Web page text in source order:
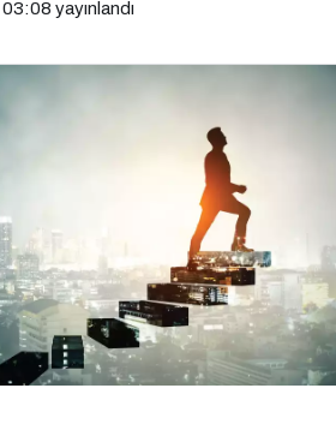
03:08 yayınlandı